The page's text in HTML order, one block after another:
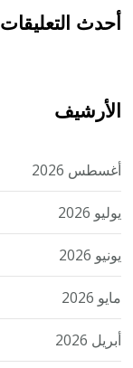
أحدث التعليقات
الأرشيف
أغسطس 2026
يوليو 2026
يونيو 2026
مايو 2026
أبريل 2026